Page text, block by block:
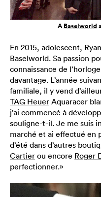
A Baselworld
En 2015, adolescent,
Baselworld. Sa passion
connaissance de
davantage. L’année
familiale, il y vend
TAG Heuer Aquaracer
j’ai commencé à
souligne-t-il. Je me suis
marché et ai effectué en
d’été dans d’autres
Cartier ou encore Roger
perfectionner.»